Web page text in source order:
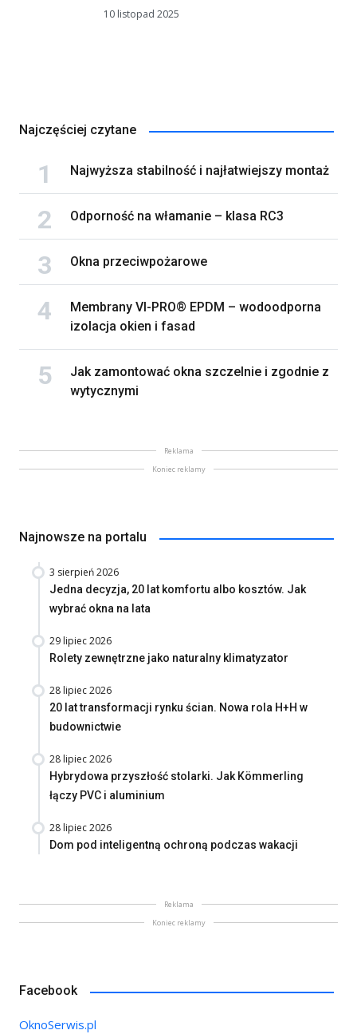
10 listopad 2025
Najczęściej czytane
Najwyższa stabilność i najłatwiejszy montaż
Odporność na włamanie – klasa RC3
Okna przeciwpożarowe
Membrany VI-PRO® EPDM – wodoodporna
izolacja okien i fasad
Jak zamontować okna szczelnie i zgodnie z
wytycznymi
Reklama
Koniec reklamy
Najnowsze na portalu
3 sierpień 2026
Jedna decyzja, 20 lat komfortu albo kosztów. Jak
wybrać okna na lata
29 lipiec 2026
Rolety zewnętrzne jako naturalny klimatyzator
28 lipiec 2026
20 lat transformacji rynku ścian. Nowa rola H+H w
budownictwie
28 lipiec 2026
Hybrydowa przyszłość stolarki. Jak Kömmerling
łączy PVC i aluminium
28 lipiec 2026
Dom pod inteligentną ochroną podczas wakacji
Reklama
Koniec reklamy
Facebook
OknoSerwis.pl